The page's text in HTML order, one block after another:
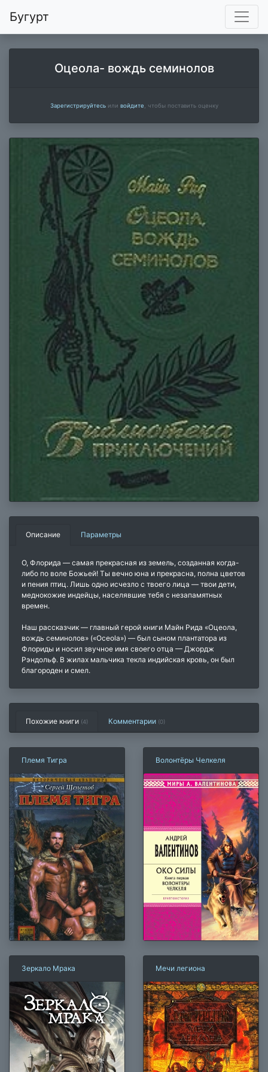
Бугурт
Оцеола- вождь семинолов
Зарегистрируйтесьили войдите , чтобы поставить оценку
Описание Параметры
О, Флорида — самая прекрасная из земель, созданная когда-
либо по воле Божьей! Ты вечно юна и прекрасна, полна цветов
и пения птиц. Лишь одно исчезло с твоего лица — твои дети,
меднокожие индейцы, населявшие тебя с незапамятных
времен.
Наш рассказчик — главный герой книги Майн Рида «Оцеола,
вождь семинолов» («Oceola») — был сыном плантатора из
Флориды и носил звучное имя своего отца — Джордж
Рэндольф. В жилах мальчика текла индийская кровь, он был
благороден и смел.
Похожие книги (4) Комментарии (0)
Племя Тигра Волонтёры Челкеля
Зеркало Мрака Мечи легиона